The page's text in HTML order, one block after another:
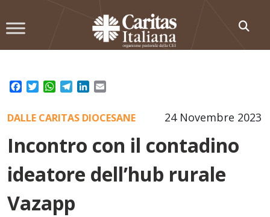
to
Facebook
TwitterWhatsApp
TelegramLinkedIn
24 Novembre 2023
DALLE CARITAS DIOCESANE
Incontro con il contadino
ideatore dell’hub rurale
Vazapp